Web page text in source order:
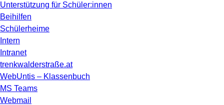
Unterstützung für Schüler:innen
Beihilfen
Schülerheime
Intern
Intranet
trenkwalderstraße.at
WebUntis – Klassenbuch
MS Teams
Webmail